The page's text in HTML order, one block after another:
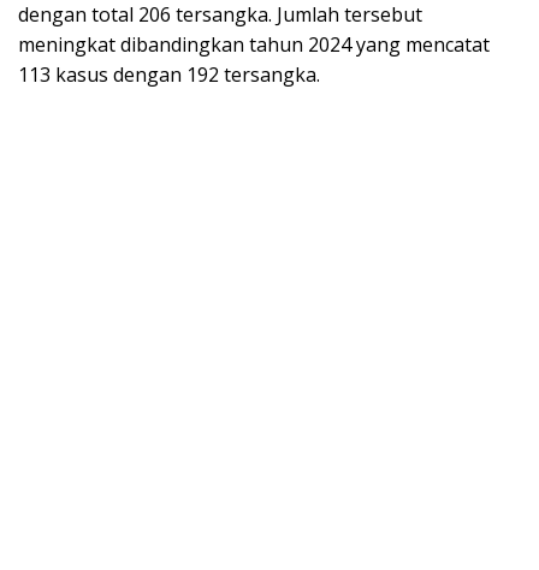
dengan total 206 tersangka. Jumlah tersebut
meningkat dibandingkan tahun 2024 yang mencatat
113 kasus dengan 192 tersangka.